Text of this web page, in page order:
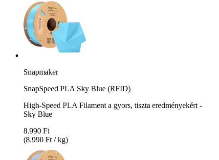
Snapmaker
SnapSpeed PLA Sky Blue (RFID)
High-Speed PLA Filament a gyors, tiszta eredményekért -
Sky Blue
8.990 Ft
(8.990 Ft / kg)